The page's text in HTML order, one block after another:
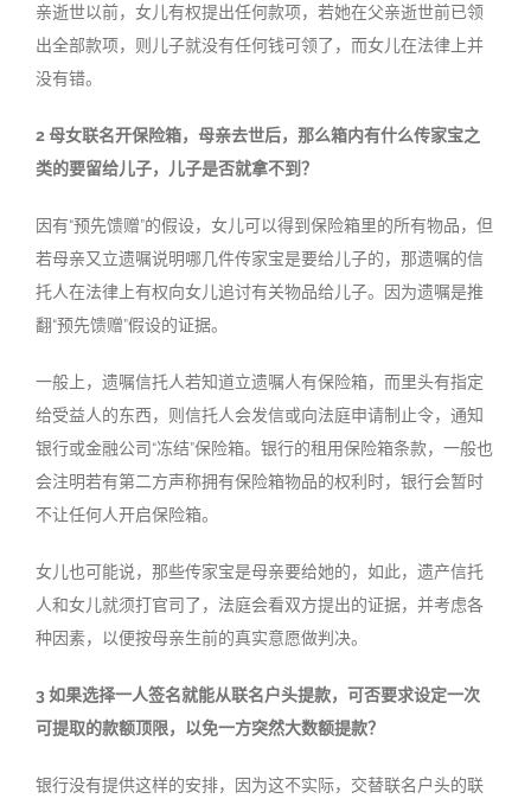
亲逝世以前，女儿有权提出任何款项，若她在父亲逝世前已领
出全部款项，则儿子就没有任何钱可领了，而女儿在法律上并
没有错。
2 母女联名开保险箱，母亲去世后，那么箱内有什么传家宝之
类的要留给儿子，儿子是否就拿不到？
因有“预先馈赠”的假设，女儿可以得到保险箱里的所有物品，但
若母亲又立遗嘱说明哪几件传家宝是要给儿子的，那遗嘱的信
托人在法律上有权向女儿追讨有关物品给儿子。因为遗嘱是推
翻“预先馈赠”假设的证据。
一般上，遗嘱信托人若知道立遗嘱人有保险箱，而里头有指定
给受益人的东西，则信托人会发信或向法庭申请制止令，通知
银行或金融公司“冻结”保险箱。银行的租用保险箱条款，一般也
会注明若有第二方声称拥有保险箱物品的权利时，银行会暂时
不让任何人开启保险箱。
女儿也可能说，那些传家宝是母亲要给她的，如此，遗产信托
人和女儿就须打官司了，法庭会看双方提出的证据，并考虑各
种因素，以便按母亲生前的真实意愿做判决。
3 如果选择一人签名就能从联名户头提款，可否要求设定一次
可提取的款额顶限，以免一方突然大数额提款？
银行没有提供这样的安排，因为这不实际，交替联名户头的联